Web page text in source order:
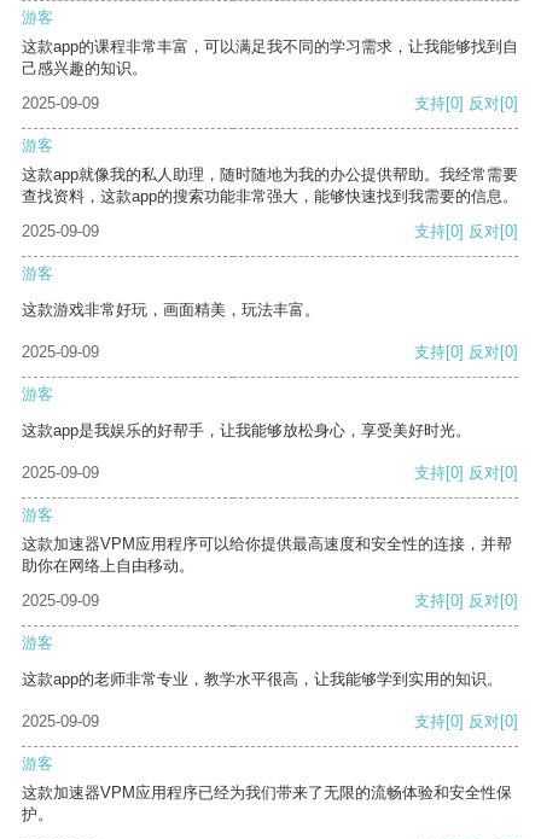
游客
这款app的课程非常丰富，可以满足我不同的学习需求，让我能够找到自
己感兴趣的知识。
2025-09-09
支持[0] 反对[0]
游客
这款app就像我的私人助理，随时随地为我的办公提供帮助。我经常需要
查找资料，这款app的搜索功能非常强大，能够快速找到我需要的信息。
2025-09-09
支持[0] 反对[0]
游客
这款游戏非常好玩，画面精美，玩法丰富。
2025-09-09 支持[0] 反对[0]
游客
这款app是我娱乐的好帮手，让我能够放松身心，享受美好时光。
2025-09-09 支持[0] 反对[0]
游客
这款加速器VPM应用程序可以给你提供最高速度和安全性的连接，并帮
助你在网络上自由移动。
2025-09-09
支持[0] 反对[0]
游客
这款app的老师非常专业，教学水平很高，让我能够学到实用的知识。
2025-09-09 支持[0] 反对[0]
游客
这款加速器VPM应用程序已经为我们带来了无限的流畅体验和安全性保
护。